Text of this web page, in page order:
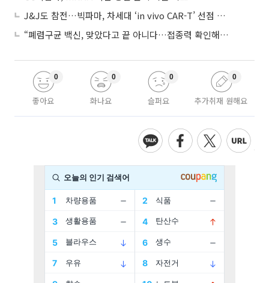
J&J도 참전…빅파마, 차세대 ‘in vivo CAR-T’ 선점 경쟁 본격화
“폐렴구균 백신, 맞았다고 끝 아니다…접종력 확인해야”
좋아요
0
화나요
0
슬퍼요
0
추가취재 원해요
0